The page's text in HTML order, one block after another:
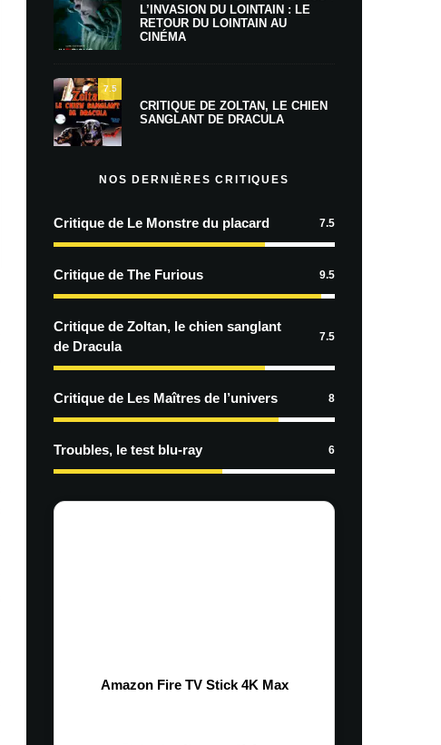
L’INVASION DU LOINTAIN : LE
RETOUR DU LOINTAIN AU
CINÉMA
7.5
CRITIQUE DE ZOLTAN, LE CHIEN
SANGLANT DE DRACULA
NOS DERNIÈRES CRITIQUES
Critique de Le Monstre du placard 7.5
Critique de The Furious 9.5
Critique de Zoltan, le chien sanglant
de Dracula
7.5
Critique de Les Maîtres de l’univers 8
Troubles, le test blu-ray 6
Amazon Fire TV Stick 4K Max